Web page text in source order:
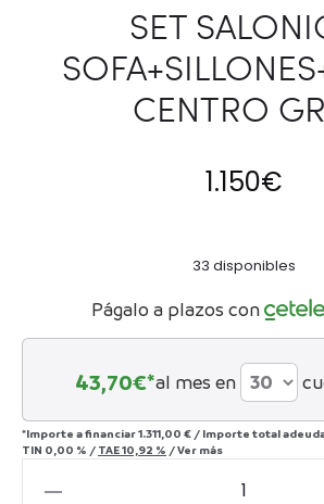
SET
CENTRO
1.150€
33 disponibles
Págalo a plazos con
43,70€*al mes en
*Importe a financiar1.311,00 € / Importe total
TIN 0,00 % / TAE10,92 % /Ver más